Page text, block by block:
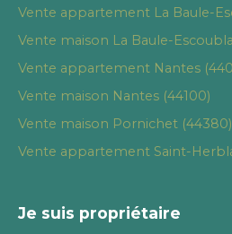
Vente appartement La Baule-
Vente maison La Baule-
Vente appartement Nantes
Vente maison Nantes (44100)
Vente maison Pornichet (44380)
Vente appartement Saint-
Je suis propriétaire